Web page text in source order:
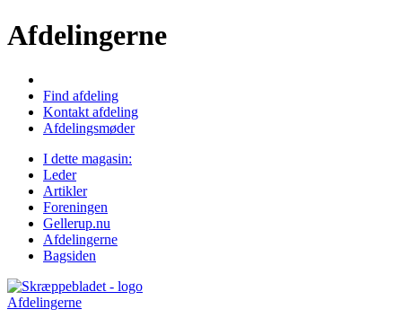
Afdelingerne
Find afdeling
Kontakt afdeling
Afdelingsmøder
I dette magasin:
Leder
Artikler
Foreningen
Gellerup.nu
Afdelingerne
Bagsiden
Afdelingerne